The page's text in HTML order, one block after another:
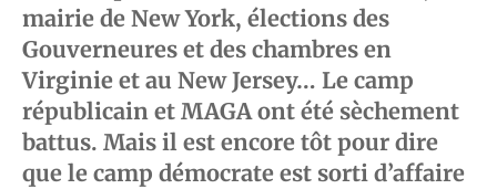
mairie de New York, élections des
Gouverneures et des chambres en
Virginie et au New Jersey… Le camp
républicain et MAGA ont été sèchement
battus. Mais il est encore tôt pour dire
que le camp démocrate est sorti d’affaire